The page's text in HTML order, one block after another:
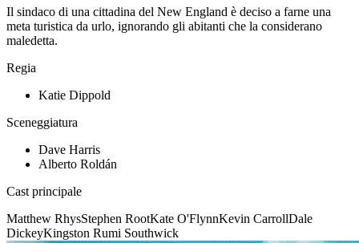
Il sindaco di una cittadina del New England è deciso a farne una
meta turistica da urlo, ignorando gli abitanti che la considerano
maledetta.
Regia
Katie Dippold
Sceneggiatura
Dave Harris
Alberto Roldán
Cast principale
Matthew RhysStephen RootKate O'FlynnKevin CarrollDale
DickeyKingston Rumi Southwick